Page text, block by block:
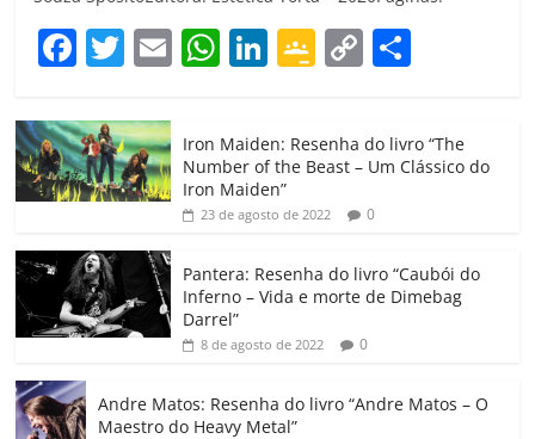
F
c
e
b
o
o
k
T
itt
er
E W
s
A
p
Li
e
dI
G
gl
e
Cl
a
ss
ro
o
C
y
Li
k
p
h
ar
Iron Maiden: Resenha do livro “The
Number of the Beast – Um Clássico do
Iron Maiden”
23 de agosto de 2022 0
Pantera: Resenha do livro “Caubói do
Inferno – Vida e morte de Dimebag
Darrel”
8 de agosto de 2022 0
Andre Matos: Resenha do livro “Andre Matos – O
Maestro do Heavy Metal”